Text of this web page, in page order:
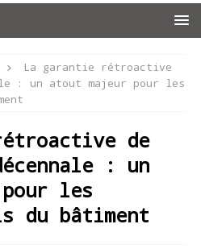
La garantie rétroactive
: un atout majeur pour les
de
: un
les
du bâtiment